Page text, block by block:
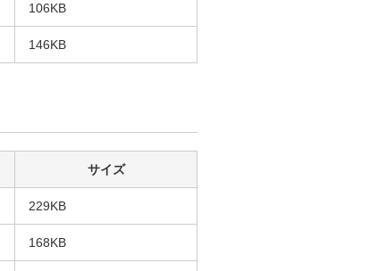
106KB
146KB
サイズ
229KB
168KB